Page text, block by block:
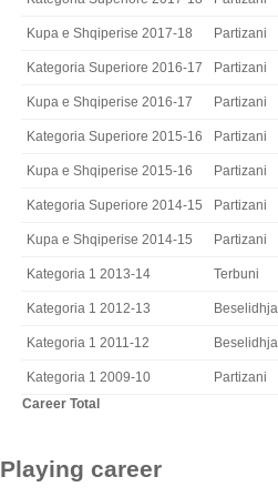
Kupa e Shqiperise 2017-18 Partizani
Kategoria Superiore 2016-17 Partizani
Kupa e Shqiperise 2016-17 Partizani
Kategoria Superiore 2015-16 Partizani
Kupa e Shqiperise 2015-16 Partizani
Kategoria Superiore 2014-15 Partizani
Kupa e Shqiperise 2014-15 Partizani
Kategoria 1 2013-14 Terbuni
Kategoria 1 2012-13 Beselidhja
Kategoria 1 2011-12 Beselidhja
Kategoria 1 2009-10 Partizani
Career Total
Playing career